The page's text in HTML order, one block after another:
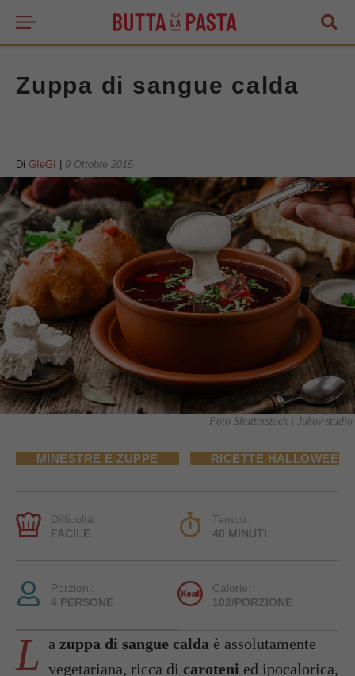
Zuppa di sangue calda
Di GIeGI 9 Ottobre 2015
Foto Shutterstock | Jukov studio
MINESTRE E ZUPPE RICETTE HALLOWEEN
Difficoltà:
FACILE
Tempo:
40 MINUTI
Porzioni:
4 PERSONE
Calorie:
102/PORZIONE
L a zuppa di sangue calda è assolutamente
vegetariana, ricca di caroteni ed ipocalorica,